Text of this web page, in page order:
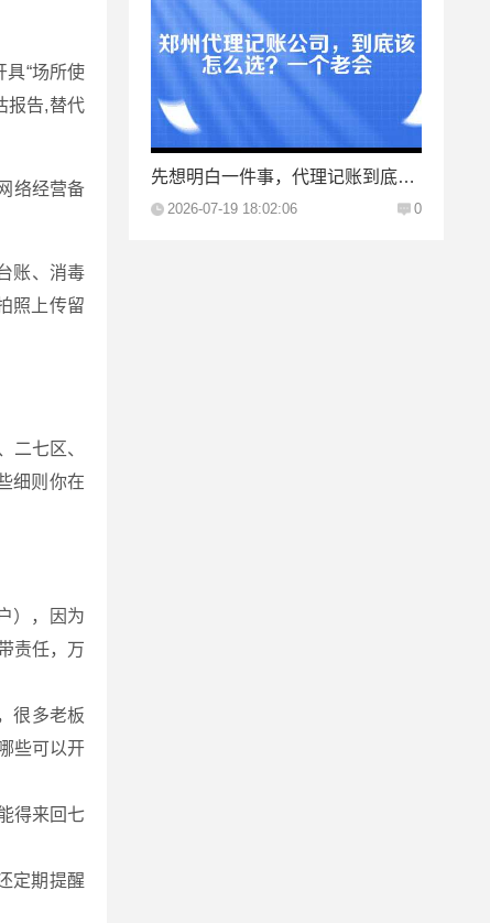
“场所使
报告,替代
络经营备
账、消毒
照上传留
二七区、
细则你在
），因为
责任，万
很多老板
些可以开
得来回七
定期提醒
先想明白一件事，代理记账到底买的是什么？
2026-07-19 18:02:06 0